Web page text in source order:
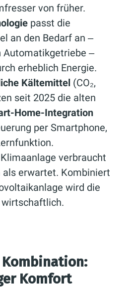
von früher.
passt die
an den Bedarf an ‒
Automatikgetriebe ‒
erheblich Energie.
Kältemittel (CO₂,
seit 2025 die alten
Home-Integration
per Smartphone,
verbraucht
erwartet. Kombiniert
wird die
Komfort